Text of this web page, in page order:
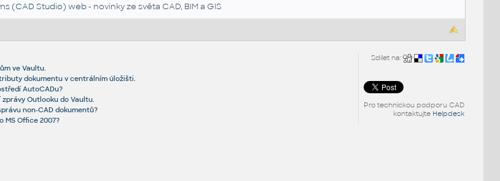
(CAD Studio) web- novinky ze světa CAD, BIM a GIS
Sdílet na:
Pro technickou podporu CAD
kontaktujte Helpdesk
ve Vaultu.
dokumentu v centrálním úložišti.
AutoCADu?
Outlooku do Vaultu.
non-CAD dokumentů?
MS Office 2007?